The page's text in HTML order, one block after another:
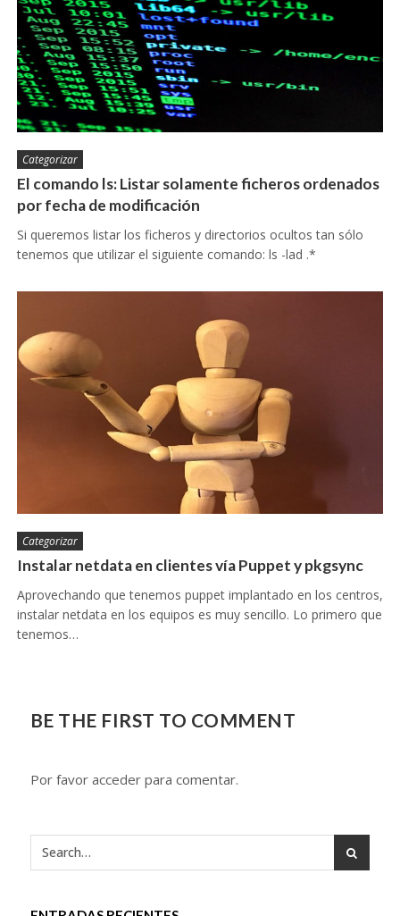
Categorizar
El comando ls: Listar solamente ficheros ordenados
por fecha de modificación
Si queremos listar los ficheros y directorios ocultos tan sólo
tenemos que utilizar el siguiente comando: ls -lad .*
Categorizar
Instalar netdata en clientes vía Puppet y pkgsync
Aprovechando que tenemos puppet implantado en los centros,
instalar netdata en los equipos es muy sencillo. Lo primero que
tenemos…
BE THE FIRST TO COMMENT
Por favor acceder para comentar.